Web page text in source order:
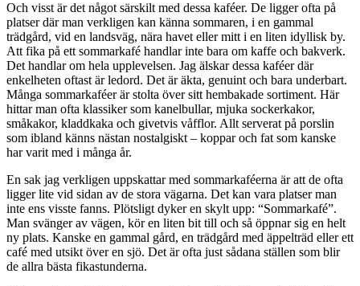
Och visst är det något särskilt med dessa kaféer. De ligger ofta på
platser där man verkligen kan känna sommaren, i en gammal
trädgård, vid en landsväg, nära havet eller mitt i en liten idyllisk by.
Att fika på ett sommarkafé handlar inte bara om kaffe och bakverk.
Det handlar om hela upplevelsen. Jag älskar dessa kaféer där
enkelheten oftast är ledord. Det är äkta, genuint och bara underbart.
Många sommarkaféer är stolta över sitt hembakade sortiment. Här
hittar man ofta klassiker som kanelbullar, mjuka sockerkakor,
småkakor, kladdkaka och givetvis våfflor. Allt serverat på porslin
som ibland känns nästan nostalgiskt – koppar och fat som kanske
har varit med i många år.
En sak jag verkligen uppskattar med sommarkaféerna är att de ofta
ligger lite vid sidan av de stora vägarna. Det kan vara platser man
inte ens visste fanns. Plötsligt dyker en skylt upp: “Sommarkafé”.
Man svänger av vägen, kör en liten bit till och så öppnar sig en helt
ny plats. Kanske en gammal gård, en trädgård med äppelträd eller ett
café med utsikt över en sjö. Det är ofta just sådana ställen som blir
de allra bästa fikastunderna.